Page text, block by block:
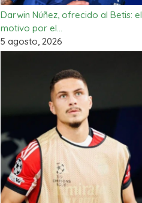
Darwin Núñez, ofrecido al Betis: el
motivo por el…
5 agosto, 2026